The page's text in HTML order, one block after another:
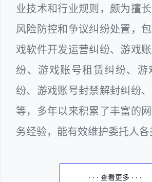
业技术和行业规则，颇为擅
风险防控和争议纠纷处置，
戏软件开发运营纠纷、游戏
纷、游戏账号租赁纠纷、游
纷、游戏账号封禁解封纠纷
等，多年以来积累了丰富的
务经验，能有效维护委托人各
· · · 查看更多 · · ·